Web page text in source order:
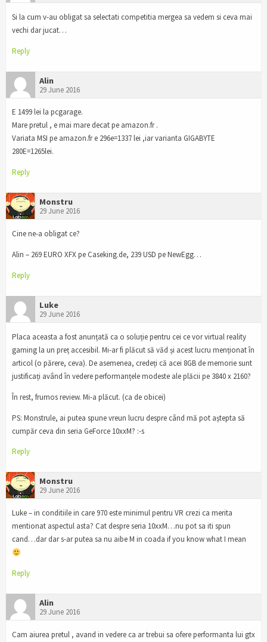
Si la cum v-au obligat sa selectati competitia mergea sa vedem si ceva mai
vechi dar jucat…
Reply
Alin
29 June 2016
E 1499 lei la pcgarage.
Mare pretul , e mai mare decat pe amazon.fr .
Variata MSI pe amazon.fr e 296e=1337 lei ,iar varianta GIGABYTE
280E=1265lei.
Reply
Monstru
29 June 2016
Cine ne-a obligat ce?
Alin – 269 EURO XFX pe Caseking.de, 239 USD pe NewEgg…
Reply
Luke
29 June 2016
Placa aceasta a fost anunțată ca o soluție pentru cei ce vor virtual reality
gaming la un preț accesibil. Mi-ar fi plăcut să văd și acest lucru menționat în
articol (o părere, ceva). De asemenea, credeți că acei 8GB de memorie sunt
justificați având în vedere performanțele modeste ale plăcii pe 3840 x 2160?
În rest, frumos review. Mi-a plăcut. (ca de obicei)
PS: Monstrule, ai putea spune vreun lucru despre când mă pot aștepta să
cumpăr ceva din seria GeForce 10xxM? :-s
Reply
Monstru
29 June 2016
Luke – in conditiile in care 970 este minimul pentru VR crezi ca merita
mentionat aspectul asta? Cat despre seria 10xxM…nu pot sa iti spun
cand…dar dar s-ar putea sa nu aibe M in coada if you know what I mean
Reply
Alin
29 June 2016
Cam aiurea pretul , avand in vedere ca ar trebui sa ofere performanta lui gtx